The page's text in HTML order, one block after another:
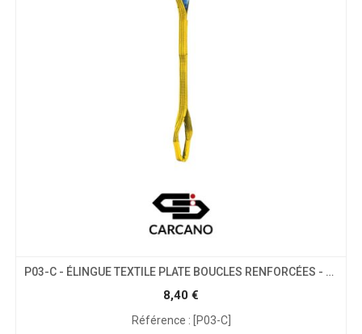
P03-C - ÉLINGUE TEXTILE PLATE BOUCLES RENFORCÉES - CMU 3T
8,40 €
Référence : [P03-C]